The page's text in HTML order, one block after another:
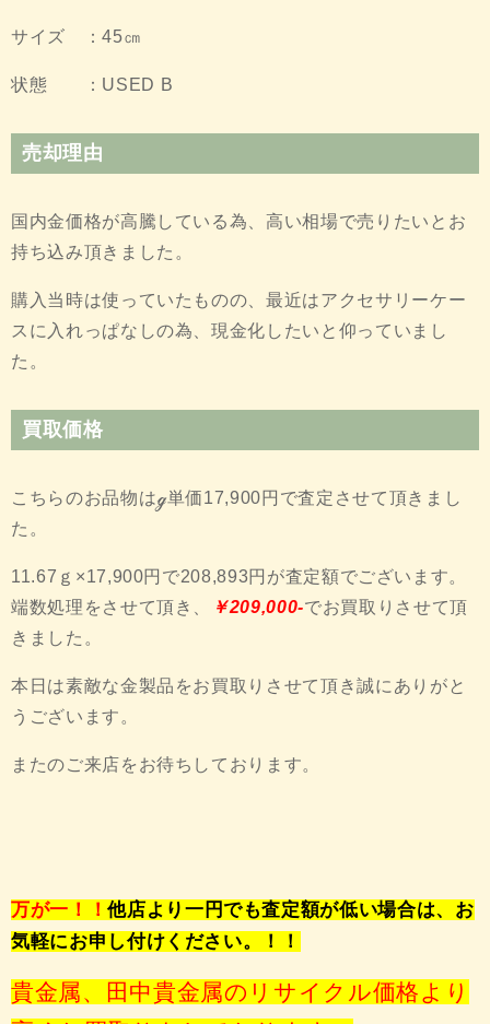
サイズ ：45㎝
状態 ：USED B
売却理由
国内金価格が高騰している為、高い相場で売りたいとお
持ち込み頂きました。
購入当時は使っていたものの、最近はアクセサリーケー
スに入れっぱなしの為、現金化したいと仰っていまし
た。
買取価格
こちらのお品物はℊ単価17,900円で査定させて頂きまし
た。
11.67ｇ×17,900円で208,893円が査定額でございます。
端数処理をさせて頂き、
￥209,000-でお買取りさせて頂
きました。
本日は素敵な金製品をお買取りさせて頂き誠にありがと
うございます。
またのご来店をお待ちしております。
万が一！！他店より一円でも査定額が低い場合は、お
気軽にお申し付けください。！！
貴金属、田中貴金属のリサイクル価格より